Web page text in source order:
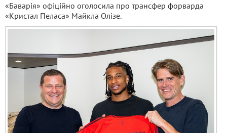
«Баварія» офіційно оголосила про трансфер форварда
«Кристал Пеласа» Майкла Олізе.